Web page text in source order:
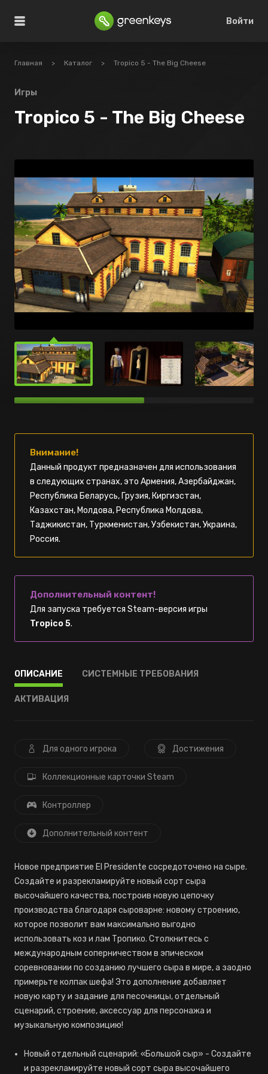
Войти
Главная > Каталог > Tropico 5 - The Big Cheese
Игры
Tropico 5 - The Big Cheese
Внимание!
Данный продукт предназначен для использования
в следующих странах, это Армения, Азербайджан,
Республика Беларусь, Грузия, Киргизстан,
Казахстан, Молдова, Республика Молдова,
Таджикистан, Туркменистан, Узбекистан, Украина,
Россия.
Дополнительный контент!
Для запуска требуется Steam-версия игры
Tropico 5.
ОПИСАНИЕ СИСТЕМНЫЕ ТРЕБОВАНИЯ
АКТИВАЦИЯ
Для одного игрока Достижения
Коллекционные карточки Steam
Контроллер
Дополнительный контент
Новое предприятие El Presidente сосредоточено на сыре.
Создайте и разрекламируйте новый сорт сыра
высочайшего качества, построив новую цепочку
производства благодаря сыроварне: новому строению,
которое позволит вам максимально выгодно
использовать коз и лам Тропико. Столкнитесь с
международным соперничеством в эпическом
соревновании по созданию лучшего сыра в мире, а заодно
примерьте колпак шефа! Это дополнение добавляет
новую карту и задание для песочницы, отдельный
сценарий, строение, аксессуар для персонажа и
музыкальную композицию!
Новый отдельный сценарий: «Большой сыр» - Создайте
и разрекламируйте новый сорт сыра высочайшего